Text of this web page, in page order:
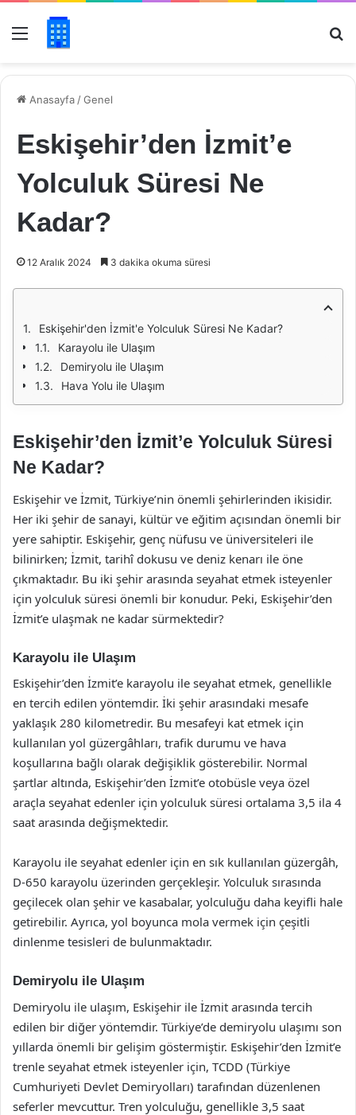
Menü
Anasayfa /Genel
Eskişehir’den İzmit’e
Yolculuk Süresi Ne
Kadar?
12 Aralık 2024 3 dakika okuma süresi
Eskişehir'den İzmit'e Yolculuk Süresi Ne Kadar?
Karayolu ile Ulaşım
Demiryolu ile Ulaşım
Hava Yolu ile Ulaşım
Eskişehir’den İzmit’e Yolculuk Süresi
Ne Kadar?
Eskişehir ve İzmit, Türkiye’nin önemli şehirlerinden ikisidir.
Her iki şehir de sanayi, kültür ve eğitim açısından önemli bir
yere sahiptir. Eskişehir, genç nüfusu ve üniversiteleri ile
bilinirken; İzmit, tarihî dokusu ve deniz kenarı ile öne
çıkmaktadır. Bu iki şehir arasında seyahat etmek isteyenler
için yolculuk süresi önemli bir konudur. Peki, Eskişehir’den
İzmit’e ulaşmak ne kadar sürmektedir?
Karayolu ile Ulaşım
Eskişehir’den İzmit’e karayolu ile seyahat etmek, genellikle
en tercih edilen yöntemdir. İki şehir arasındaki mesafe
yaklaşık 280 kilometredir. Bu mesafeyi kat etmek için
kullanılan yol güzergâhları, trafik durumu ve hava
koşullarına bağlı olarak değişiklik gösterebilir. Normal
şartlar altında, Eskişehir’den İzmit’e otobüsle veya özel
araçla seyahat edenler için yolculuk süresi ortalama 3,5 ila 4
saat arasında değişmektedir.
Karayolu ile seyahat edenler için en sık kullanılan güzergâh,
D-650 karayolu üzerinden gerçekleşir. Yolculuk sırasında
geçilecek olan şehir ve kasabalar, yolculuğu daha keyifli hale
getirebilir. Ayrıca, yol boyunca mola vermek için çeşitli
dinlenme tesisleri de bulunmaktadır.
Demiryolu ile Ulaşım
Demiryolu ile ulaşım, Eskişehir ile İzmit arasında tercih
edilen bir diğer yöntemdir. Türkiye’de demiryolu ulaşımı son
yıllarda önemli bir gelişim göstermiştir. Eskişehir’den İzmit’e
trenle seyahat etmek isteyenler için, TCDD (Türkiye
Cumhuriyeti Devlet Demiryolları) tarafından düzenlenen
seferler mevcuttur. Tren yolculuğu, genellikle 3,5 saat